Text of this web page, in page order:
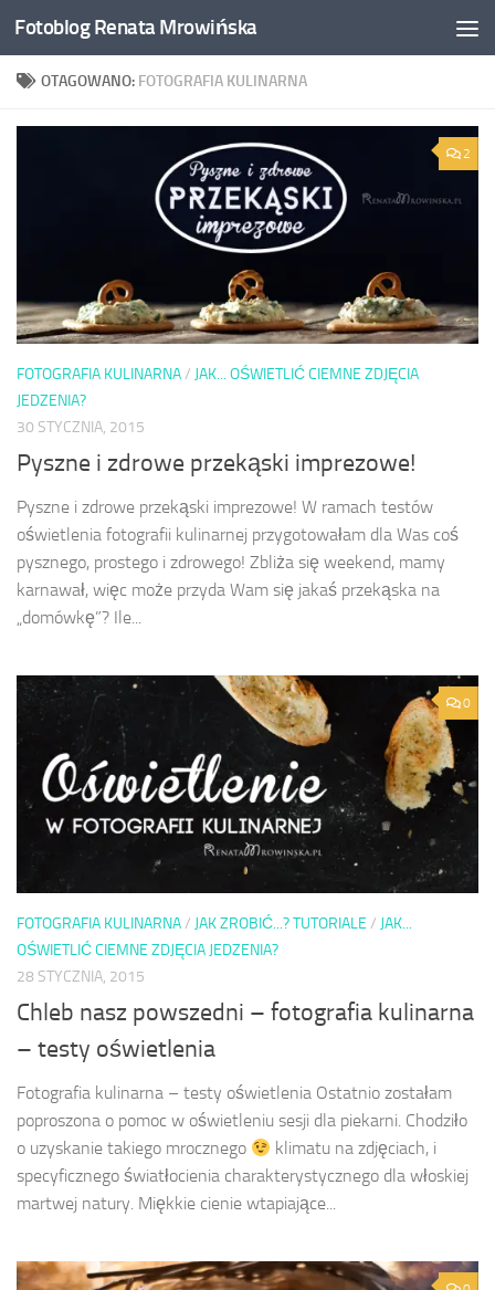
Przeskocz do treści
Fotoblog Renata Mrowińska
OTAGOWANO: FOTOGRAFIA KULINARNA
2
FOTOGRAFIA KULINARNA/ JAK... OŚWIETLIĆ CIEMNE ZDJĘCIA
JEDZENIA?
30 STYCZNIA, 2015
Pyszne i zdrowe przekąski imprezowe!
Pyszne i zdrowe przekąski imprezowe! W ramach testów
oświetlenia fotografii kulinarnej przygotowałam dla Was coś
pysznego, prostego i zdrowego! Zbliża się weekend, mamy
karnawał, więc może przyda Wam się jakaś przekąska na
„domówkę”? Ile...
0
FOTOGRAFIA KULINARNA/ JAK ZROBIĆ...? TUTORIALE / JAK...
OŚWIETLIĆ CIEMNE ZDJĘCIA JEDZENIA?
28 STYCZNIA, 2015
Chleb nasz powszedni – fotografia kulinarna
– testy oświetlenia
Fotografia kulinarna – testy oświetlenia Ostatnio zostałam
poproszona o pomoc w oświetleniu sesji dla piekarni. Chodziło
o uzyskanie takiego mrocznego
klimatu na zdjęciach, i
specyficznego światłocienia charakterystycznego dla włoskiej
martwej natury. Miękkie cienie wtapiające...